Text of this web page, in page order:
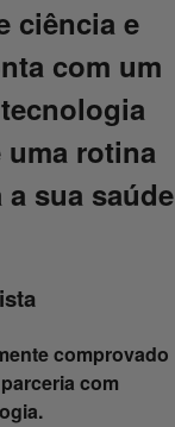
ciência e
com um
rotina
sua saúde
comprovado
com